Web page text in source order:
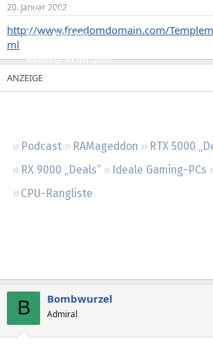
Empfohlene Inhalte
Neue Beiträge
Neueste Aktivitäten
Leserartikel
Podcast RAMageddon
RTX 5000
RX 9000 „Deals“
Ideale Gaming-PCs
CPU-Rangliste
e
r
t
a
m
20. Januar 2002
http://www.freedomdomain.com/
ml
B Bombwurzel
Admiral